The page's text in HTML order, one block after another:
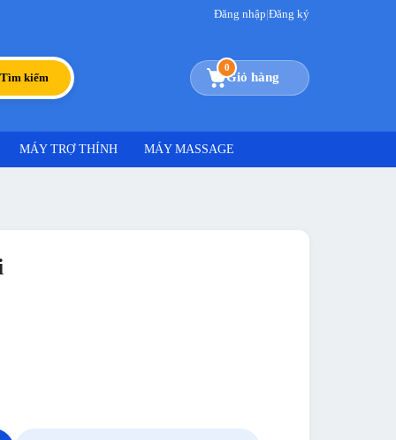
Đăng nhập|Đăng ký
Tìm kiếm
0
Giỏ hàng
MÁY TRỢ THÍNH MÁY MASSAGE